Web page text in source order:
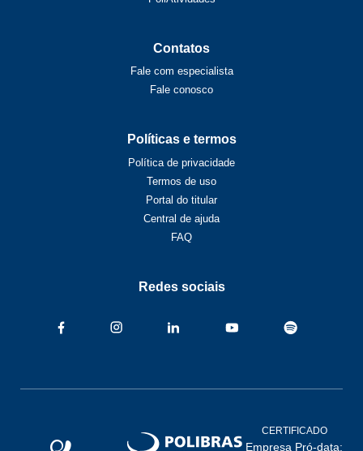
Contatos
Fale com especialista
Fale conosco
Políticas e termos
Política de privacidade
Termos de uso
Portal do titular
Central de ajuda
FAQ
Redes sociais
CERTIFICADO
Empresa Pró-data: